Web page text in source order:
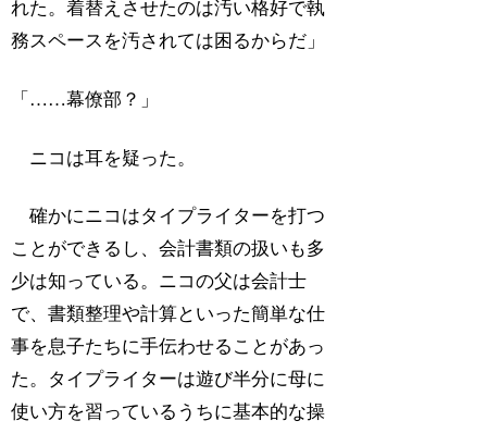
れた。着替えさせたのは汚い格好で執
務スペースを汚されては困るからだ」
「……幕僚部？」
ニコは耳を疑った。
確かにニコはタイプライターを打つ
ことができるし、会計書類の扱いも多
少は知っている。ニコの父は会計士
で、書類整理や計算といった簡単な仕
事を息子たちに手伝わせることがあっ
た。タイプライターは遊び半分に母に
使い方を習っているうちに基本的な操